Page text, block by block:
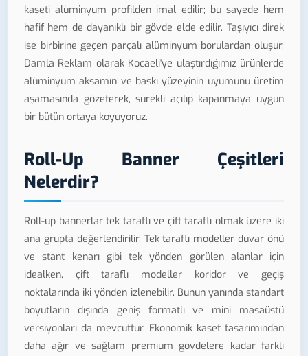
kaseti alüminyum profilden imal edilir; bu sayede hem
hafif hem de dayanıklı bir gövde elde edilir. Taşıyıcı direk
ise birbirine geçen parçalı alüminyum borulardan oluşur.
Damla Reklam olarak Kocaeli'ye ulaştırdığımız ürünlerde
alüminyum aksamın ve baskı yüzeyinin uyumunu üretim
aşamasında gözeterek, sürekli açılıp kapanmaya uygun
bir bütün ortaya koyuyoruz.
Roll-Up Banner Çeşitleri
Nelerdir?
Roll-up bannerlar tek taraflı ve çift taraflı olmak üzere iki
ana grupta değerlendirilir. Tek taraflı modeller duvar önü
ve stant kenarı gibi tek yönden görülen alanlar için
idealken, çift taraflı modeller koridor ve geçiş
noktalarında iki yönden izlenebilir. Bunun yanında standart
boyutların dışında geniş formatlı ve mini masaüstü
versiyonları da mevcuttur. Ekonomik kaset tasarımından
daha ağır ve sağlam premium gövdelere kadar farklı